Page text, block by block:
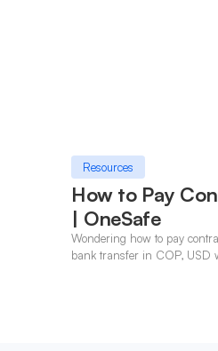
Resources
How to Pay
| OneSafe
Wondering how to pay
bank transfer in COP, USD